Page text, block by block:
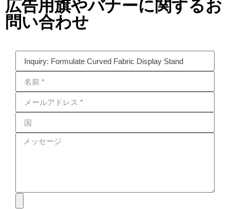
広告用旗やバナーに関するお
問い合わせ